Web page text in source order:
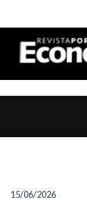
15/06/2026